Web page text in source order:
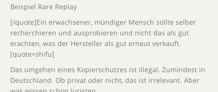
Beispiel Rare Replay
[/quote]Ein erwachsener, mündiger Mensch sollte selber
recherchieren und ausprobieren und nicht das als gut
erachten, was der Hersteller als gut erneut verkauft.
[quote=shifu]
Das umgehen eines Kopierschutzes ist illegal. Zumindest in
Deutschland. Ob privat oder nicht, das ist irrelevant. Aber